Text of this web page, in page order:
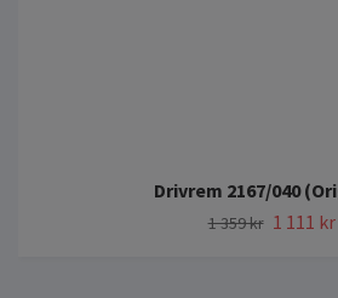
Drivrem 2167/040
1 359 kr 1 111 kr